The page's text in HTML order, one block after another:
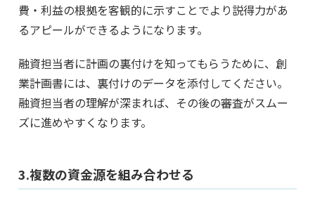
費・利益の根拠を客観的に示すことでより説得力があ
るアピールができるようになります。
融資担当者に計画の裏付けを知ってもらうために、創
業計画書には、裏付けのデータを添付してください。
融資担当者の理解が深まれば、その後の審査がスムー
ズに進めやすくなります。
3.複数の資金源を組み合わせる